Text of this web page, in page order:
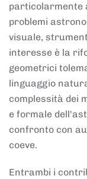
particolarmente
problemi
visuale,
interesse è la
geometrici
linguaggio
complessità dei
e formale
confronto con
coeve.
Entrambi i